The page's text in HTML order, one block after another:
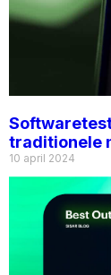
traditionele
10 april 2024